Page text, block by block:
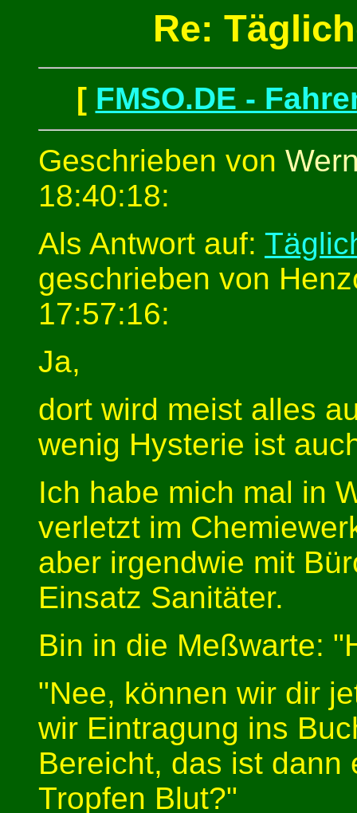
Re:
[ FMSO.DE -
Geschrieben von
18:40:18:
Als Antwort auf:
geschrieben von
17:57:16:
Ja,
dort wird meist alles
wenig Hysterie ist
Ich habe mich mal in
verletzt im
aber irgendwie mit
Einsatz Sanitäter.
Bin in die Meßwarte:
"Nee, können wir dir
wir Eintragung ins
Bereicht, das ist dann
Tropfen Blut?"